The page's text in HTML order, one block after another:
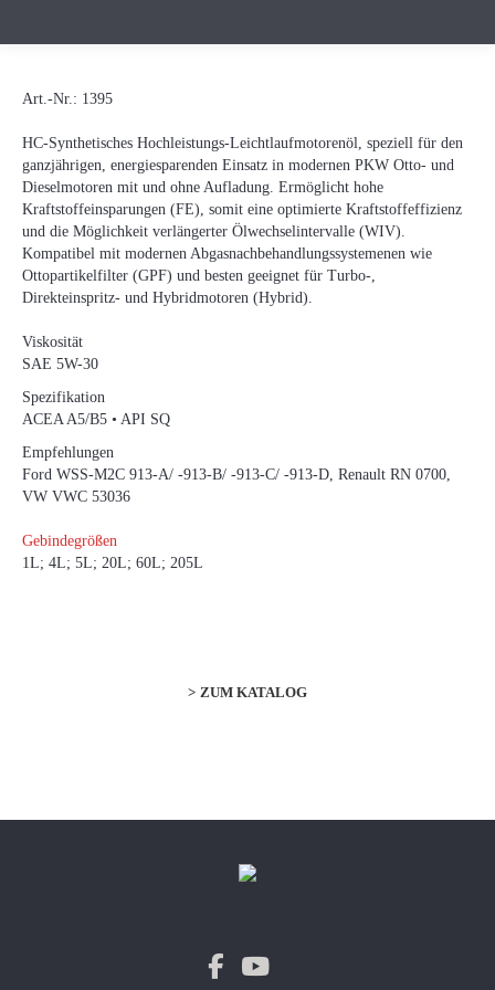
Art.-Nr.: 1395
HC-Synthetisches Hochleistungs-Leichtlaufmotorenöl, speziell für den
ganzjährigen, energiesparenden Einsatz in modernen PKW Otto- und
Dieselmotoren mit und ohne Aufladung. Ermöglicht hohe
Kraftstoffeinsparungen (FE), somit eine optimierte Kraftstoffeffizienz
und die Möglichkeit verlängerter Ölwechselintervalle (WIV).
Kompatibel mit modernen Abgasnachbehandlungssystemenen wie
Ottopartikelfilter (GPF) und besten geeignet für Turbo-,
Direkteinspritz- und Hybridmotoren (Hybrid).
Viskosität
SAE 5W-30
Spezifikation
ACEA A5/B5 • API SQ
Empfehlungen
Ford WSS-M2C 913-A/ -913-B/ -913-C/ -913-D, Renault RN 0700,
VW VWC 53036
Gebindegrößen
1L; 4L; 5L; 20L; 60L; 205L
ZUM KATALOG